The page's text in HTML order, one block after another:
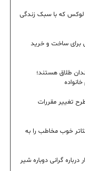
لوکس که با سبک زندگی
برای ساخت و خرید
طلاق هستند؛
تغییر مقررات
خوب مخاطب را به
گرانی دوباره شیر